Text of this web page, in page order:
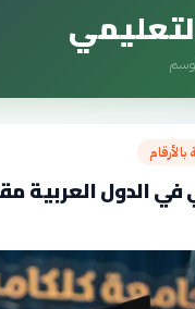
في الدول العربية